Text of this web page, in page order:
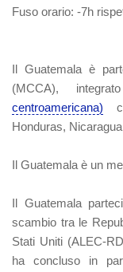
Fuso orario: -7h
Il Guatemala è
(MCCA),
centroamericana)
Honduras,
Il Guatemala è un
Il Guatemala
scambio tra le
Stati Uniti (ALEC-
ha concluso in